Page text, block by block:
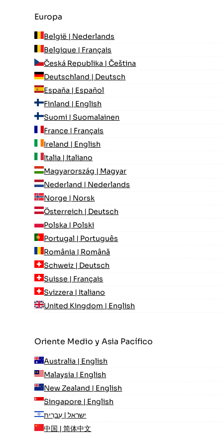
Europa
België | Nederlands
Belgique | Français
Česká Republika | Čeština
Deutschland | Deutsch
España | Español
Finland | English
Suomi | Suomalainen
France | Français
Ireland | English
Italia | Italiano
Magyarország | Magyar
Nederland | Nederlands
Norge | Norsk
Österreich | Deutsch
Polska | Polski
Portugal | Português
România | Română
Schweiz | Deutsch
Suisse | Français
Svizzera | Italiano
United Kingdom | English
Oriente Medio y Asia Pacífico
Australia | English
Malaysia | English
New Zealand | English
Singapore | English
ישראל | עִברִית
中国 | 简体中文